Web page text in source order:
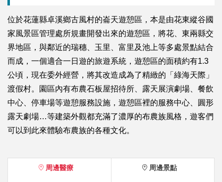
位於花蓮縣卓溪鄉古風村的崙天遊憩區，本是由花東縱谷國
家風景區管理處所規畫開發出來的遊憩區，將花、東兩縣交
界地區，與鄰近的瑞穗、玉里、富里及池上等多處景點結合
而成，一個適合一日遊的旅遊系統，遊憩區的面積約有1.3
公頃，現在委外經營，將其改造成為了精緻的「綠海天際」
渡假村。園區內有布農石板屋招待所、露天展演劇場、餐飲
中心、停車場等遊憩服務設施，遊憩區裡的服務中心、圓形
露天劇場…等建築外觀都充滿了濃厚的布農族風格，遊客們
可以到此來體驗布農族的各種文化。
周邊醫療 周邊景點